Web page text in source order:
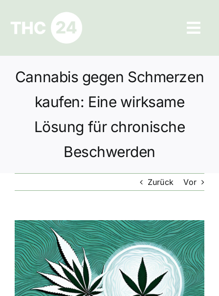
springen
Ratgeber
Datenschutz
Cannabis gegen Schmerzen
kaufen: Eine wirksame
Lösung für chronische
Beschwerden
Zurück Vor
Zeige
grösseres
Bild